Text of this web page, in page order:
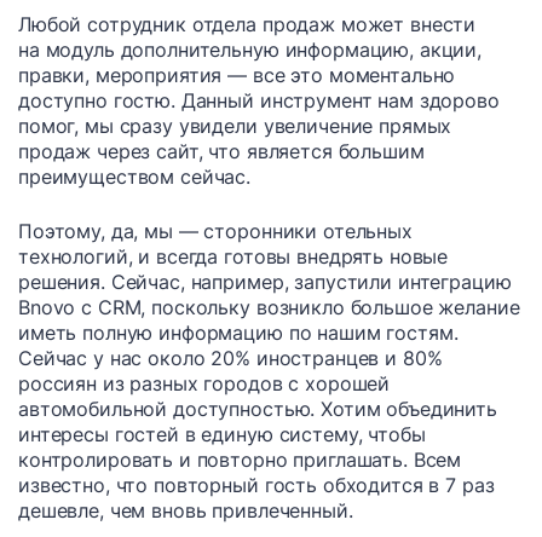
Любой сотрудник отдела продаж может внести
на модуль дополнительную информацию, акции,
правки, мероприятия — все это моментально
доступно гостю. Данный инструмент нам здорово
помог, мы сразу увидели увеличение прямых
продаж через сайт, что является большим
преимуществом сейчас.
Поэтому, да, мы — сторонники отельных
технологий, и всегда готовы внедрять новые
решения. Сейчас, например, запустили интеграцию
Bnovo с CRM, поскольку возникло большое желание
иметь полную информацию по нашим гостям.
Сейчас у нас около 20% иностранцев и 80%
россиян из разных городов с хорошей
автомобильной доступностью. Хотим объединить
интересы гостей в единую систему, чтобы
контролировать и повторно приглашать. Всем
известно, что повторный гость обходится в 7 раз
дешевле, чем вновь привлеченный.